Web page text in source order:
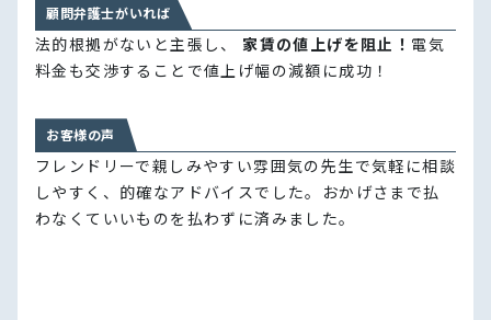
顧問弁護士がいれば
法的根拠がないと主張し、家賃の値上げを阻止！ 電気
料金も交渉することで値上げ幅の減額に成功！
お客様の声
フレンドリーで親しみやすい雰囲気の先生で気軽に相談
しやすく、的確なアドバイスでした。おかげさまで払
わなくていいものを払わずに済みました。